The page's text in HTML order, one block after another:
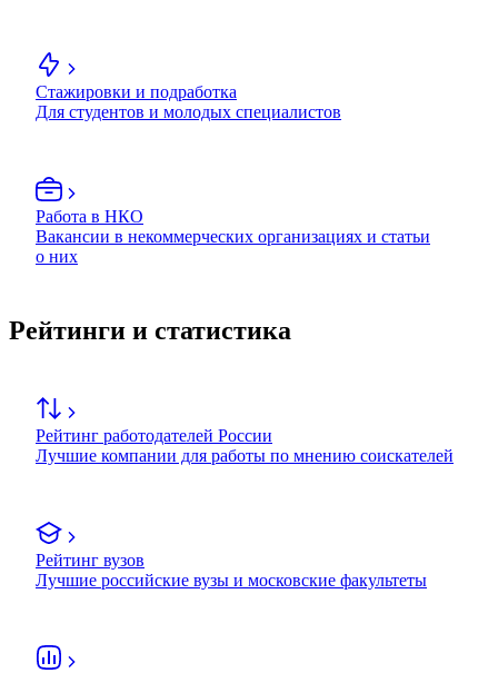
Стажировки и подработка
Для студентов и молодых специалистов
Работа в НКО
Вакансии в некоммерческих организациях и статьи
о них
Рейтинги и статистика
Рейтинг работодателей России
Лучшие компании для работы по мнению соискателей
Рейтинг вузов
Лучшие российские вузы и московские факультеты